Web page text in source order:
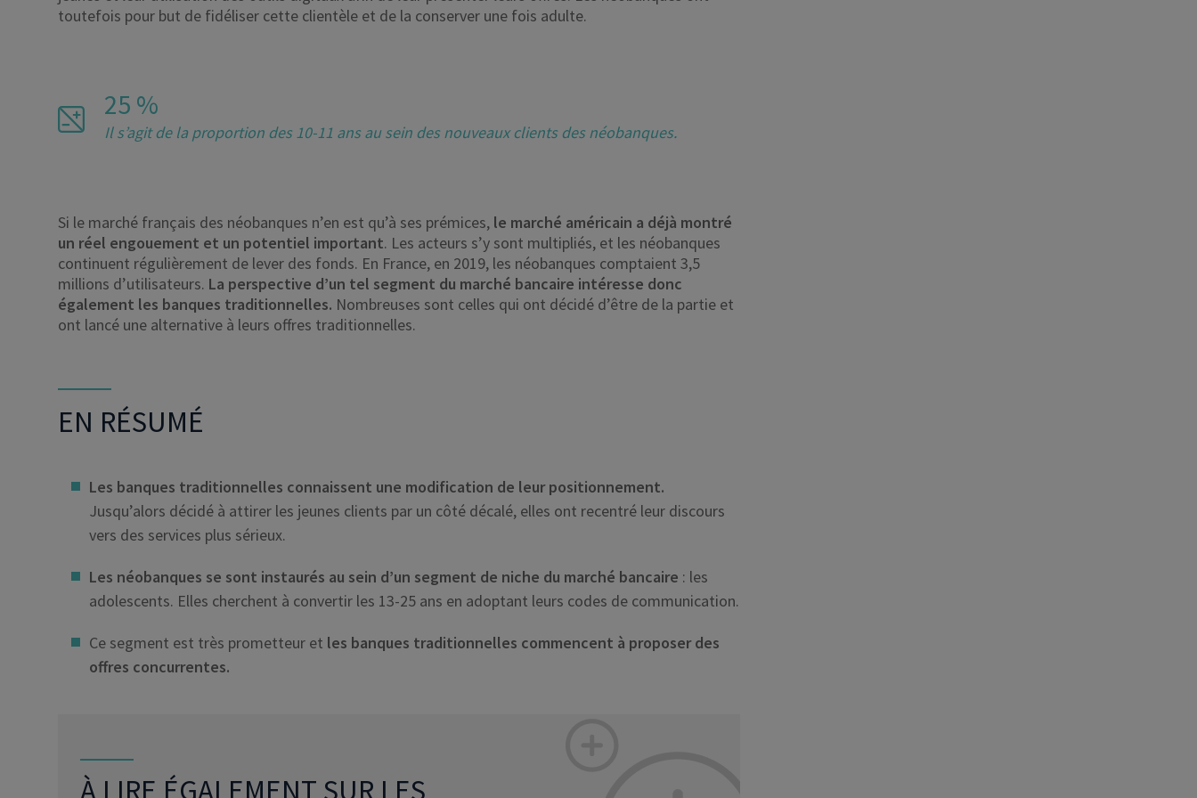
toutefois pour but de fidéliser cette clientèle et de la conserver une fois adulte.
25 %
Il s’agit de la proportion des 10-11 ans au sein des nouveaux clients des néobanques.
Si le marché français des néobanques n’en est qu’à ses prémices, le marché américain a déjà montré
un réel engouement et un potentiel important. Les acteurs s’y sont multipliés, et les néobanques
continuent régulièrement de lever des fonds. En France, en 2019, les néobanques comptaient 3,5
millions d’utilisateurs. La perspective d’un tel segment du marché bancaire intéresse donc
également les banques traditionnelles. Nombreuses sont celles qui ont décidé d’être de la partie et
ont lancé une alternative à leurs offres traditionnelles.
EN RÉSUMÉ
Les banques traditionnelles connaissent une modification de leur positionnement.
Jusqu’alors décidé à attirer les jeunes clients par un côté décalé, elles ont recentré leur discours
vers des services plus sérieux.
Les néobanques se sont instaurés au sein d’un segment de niche du marché bancaire : les
adolescents. Elles cherchent à convertir les 13-25 ans en adoptant leurs codes de communication.
Ce segment est très prometteur et les banques traditionnelles commencent à proposer des
offres concurrentes.